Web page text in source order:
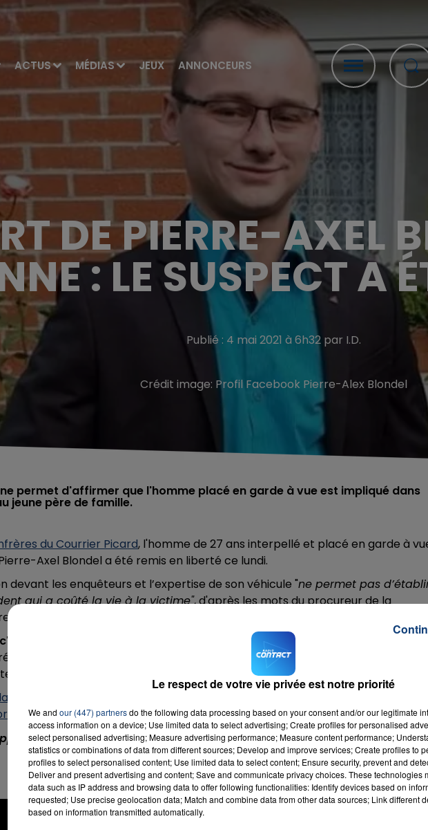
ACTUS MÉDIAS JEUX ANNONCEURS
DU WEEK-END
7h00 - 12h00
LA TEAM DU WEEK-END
DE PIERRE-AXEL
: LE SUSPECT A
Publié : 4 mai 2021 à 6h32 par I.D.
Crédit image: Profil Facebook Pierre-Alex Blondel
permet d'affirmer que l'homme placé en garde à vue est impliqué dans
jeune père de famille.
du Courrier Picard, l'homme de 27 ans interpellé et placé en garde à
Axel Blondel a été remis en liberté ce lundi.
devant les enquêteurs et l’expertise de son véhicule "ne permet pas
qui a coûté la vie à la victime", d'après les mots duprocureur de la
de Bosschère.
c'est toujours la piste
d’un accident de la circulation suivi d’un délit de fuite
hier a "
mis en évidence des lésions compatibles avec un choc avec un
se poursuit pour identifier le responsable.
à la mairie de Péronne, a été retrouvé samedi matin vers 6 heures dans une
.
Contact FM sur
et
Le respect de votre vie privée est notre priorité
We and our (447) partnersdo the following data processing based on your consent and/or our legitimate
access information on a device; Use limited data to select advertising; Create profiles for personalised
select personalised advertising; Measure advertising performance; Measure content performance;
statistics or combinations of data from different sources; Develop and improve services; Create profiles to
profiles to select personalised content; Use limited data to select content; Ensure security, prevent and
Deliver and present advertising and content; Save and communicate privacy choices. These technologies
data such as IP address and browsing data to offer following functionalities: Identify devices based on
requested; Use precise geolocation data; Match and combine data from other data sources; Link different
based on information transmitted automatically.